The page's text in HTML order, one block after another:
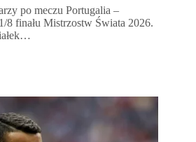
po meczu Portugalia –
8 finału Mistrzostw Świata 2026.